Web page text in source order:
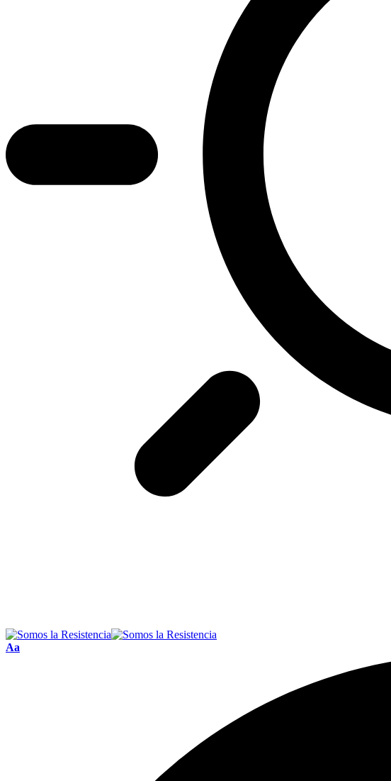
Font
Aa